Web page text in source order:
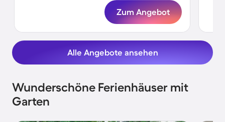
Zum Angebot
Alle Angebote ansehen
Wunderschöne Ferienhäuser mit
Garten